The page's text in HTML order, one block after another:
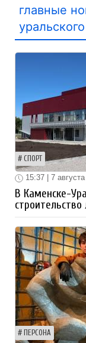
главные
уральского
СПОРТ
15:37 | 7 августа
В Каменске-
ПЕРСОНА